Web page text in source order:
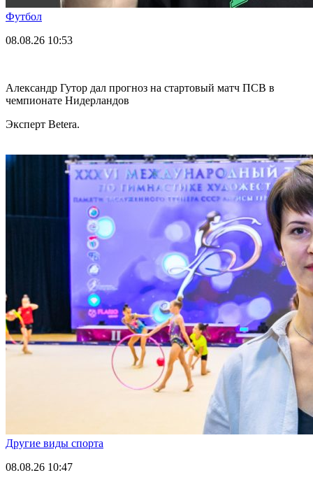
Футбол
08.08.26 10:53
Александр Гутор дал прогноз на стартовый матч ПСВ в
чемпионате Нидерландов
Эксперт Betera.
Другие виды спорта
08.08.26 10:47